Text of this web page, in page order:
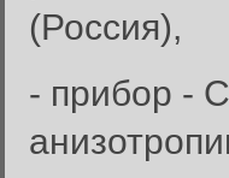
(Россия),
- прибор -